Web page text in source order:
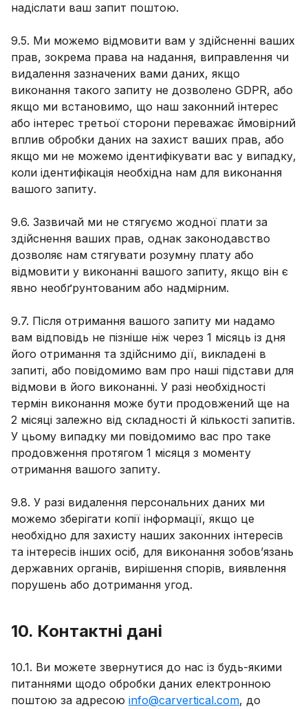
надіслати ваш запит поштою.
9.5. Ми можемо відмовити вам у здійсненні ваших
прав, зокрема права на надання, виправлення чи
видалення зазначених вами даних, якщо
виконання такого запиту не дозволено GDPR, або
якщо ми встановимо, що наш законний інтерес
або інтерес третьої сторони переважає ймовірний
вплив обробки даних на захист ваших прав, або
якщо ми не можемо ідентифікувати вас у випадку,
коли ідентифікація необхідна нам для виконання
вашого запиту.
9.6. Зазвичай ми не стягуємо жодної плати за
здійснення ваших прав, однак законодавство
дозволяє нам стягувати розумну плату або
відмовити у виконанні вашого запиту, якщо він є
явно необґрунтованим або надмірним.
9.7. Після отримання вашого запиту ми надамо
вам відповідь не пізніше ніж через 1 місяць із дня
його отримання та здійснимо дії, викладені в
запиті, або повідомимо вам про наші підстави для
відмови в його виконанні. У разі необхідності
термін виконання може бути продовжений ще на
2 місяці залежно від складності й кількості запитів.
У цьому випадку ми повідомимо вас про таке
продовження протягом 1 місяця з моменту
отримання вашого запиту.
9.8. У разі видалення персональних даних ми
можемо зберігати копії інформації, якщо це
необхідно для захисту наших законних інтересів
та інтересів інших осіб, для виконання зобов’язань
державних органів, вирішення спорів, виявлення
порушень або дотримання угод.
10. Контактні дані
10.1. Ви можете звернутися до нас із будь-якими
питаннями щодо обробки даних електронною
поштою за адресою info@carvertical.com, до